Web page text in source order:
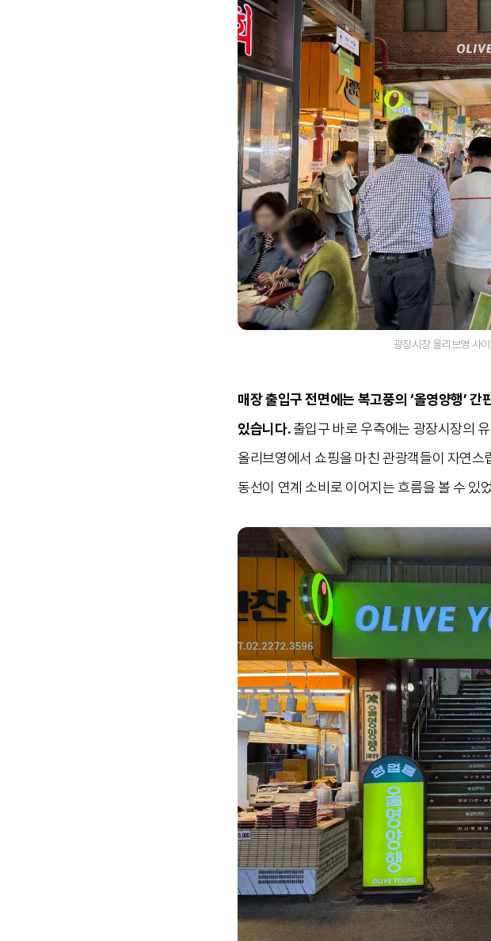
광장시장 올리브영 사
매장 출입구 전면에는 복고풍의 ‘올영양행’
있습니다.출입구 바로 우측에는 광장시장의
올리브영에서 쇼핑을 마친 관광객들이 자연
동선이 연계 소비로 이어지는 흐름을 볼 수 있